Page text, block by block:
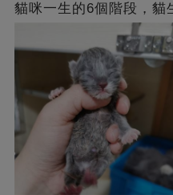
貓咪一生的6個階段，貓